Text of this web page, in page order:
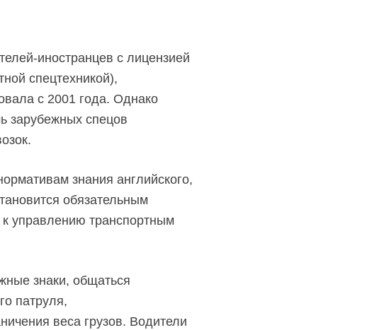
иностранцев с лицензией
спецтехникой),
с 2001 года. Однако
зарубежных спецов
знания английского,
обязательным
к управлению транспортным
знаки, общаться
патруля,
веса грузов. Водители